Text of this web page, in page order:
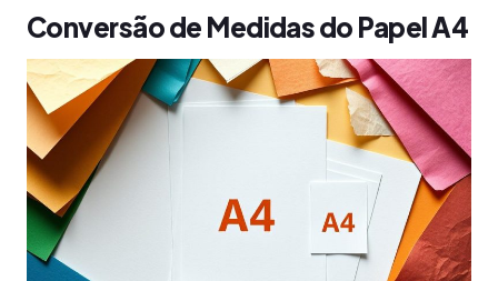
Conversão de Medidas do Papel A4